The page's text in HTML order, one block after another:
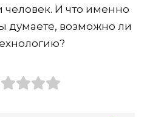
человек. И что именно
думаете, возможно ли